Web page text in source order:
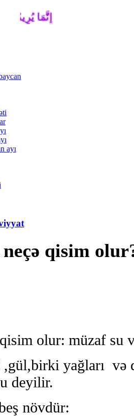
إِنَّمَا يُرِيدُ
ayı
qisim
olur: müzaf su
yağları və
deyilir.
növdür: